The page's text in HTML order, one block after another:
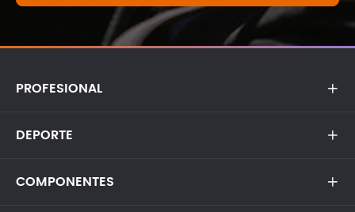
PROFESIONAL 
DEPORTE 
COMPONENTES 